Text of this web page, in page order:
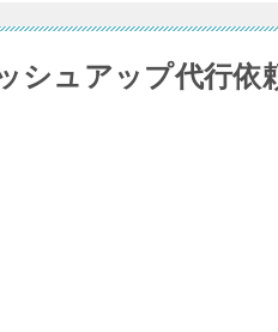
シュアップ代行依